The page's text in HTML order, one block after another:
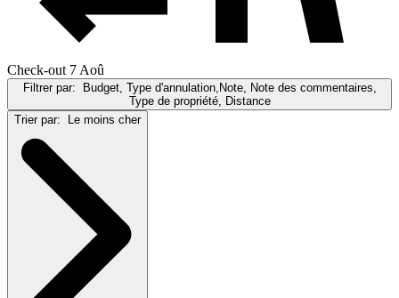
Check-out 7 Aoû
Filtrer par:
Budget, Type d'annulation,Note, Note des commentaires,
Type de propriété, Distance
Trier par:
Le moins cher